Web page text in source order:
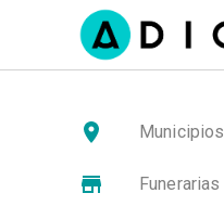
Municipios
Funerarias